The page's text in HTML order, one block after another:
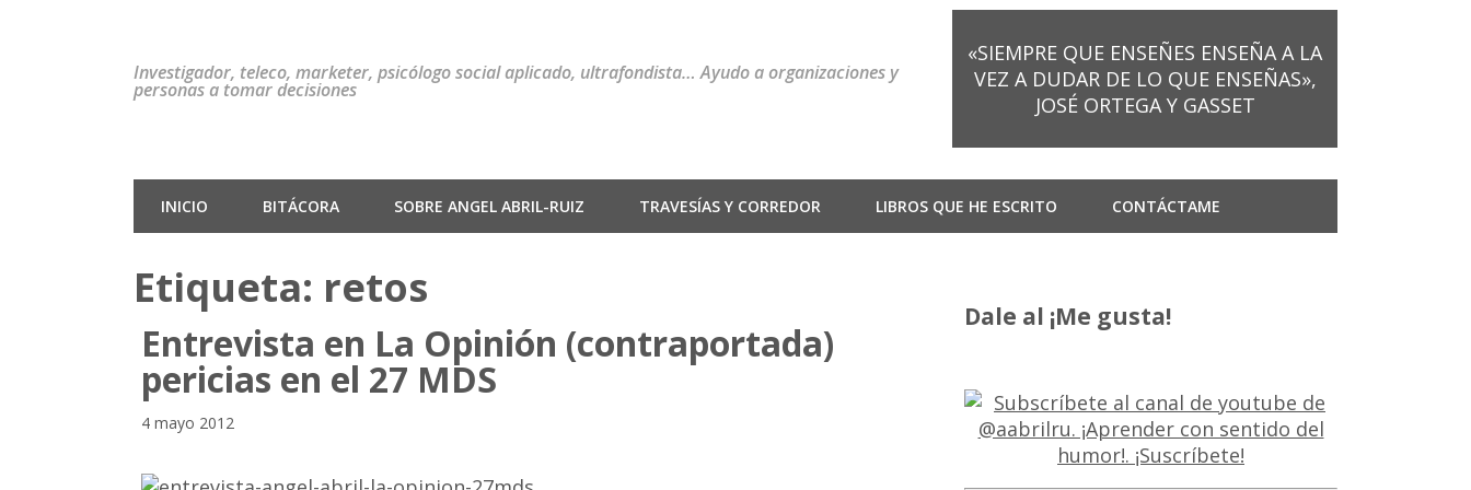
Investigador, teleco, marketer, psicólogo social aplicado, ultrafondista… Ayudo a organizaciones y
personas a tomar decisiones
«SIEMPRE QUE ENSEÑES ENSEÑA A LA
VEZ A DUDAR DE LO QUE ENSEÑAS»,
JOSÉ ORTEGA Y GASSET
INICIO BITÁCORA SOBRE ANGEL ABRIL-RUIZ TRAVESÍAS Y CORREDOR LIBROS QUE HE ESCRITO CONTÁCTAME
Etiqueta: retos
Entrevista en La Opinión (contraportada)
pericias en el 27 MDS
4 mayo 2012
Dale al ¡Me gusta!